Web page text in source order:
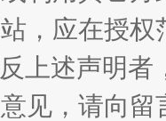
，应在授
上述声明
见，请向